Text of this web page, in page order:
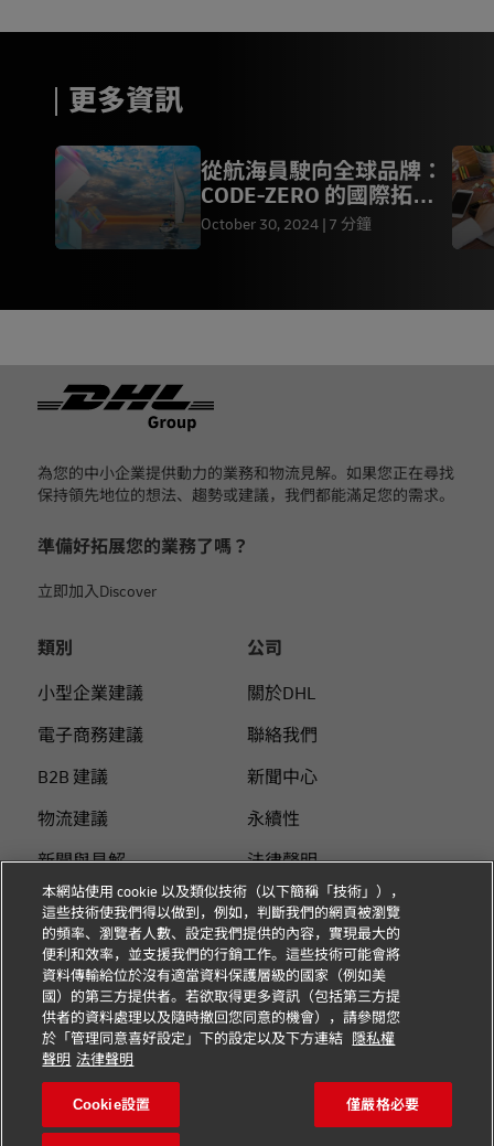
更多資訊
從航海員駛向全球品牌：
CODE-ZERO 的國際拓展
經驗
October 30, 2024 7 分鐘
為您的中小企業提供動力的業務和物流見解。如果您正在尋找
保持領先地位的想法、趨勢或建議，我們都能滿足您的需求。
準備好拓展您的業務了嗎？
立即加入Discover
類別
小型企業建議
電子商務建議
B2B 建議
物流建議
新聞與見解
使用DHL 寄件
個人付費指南
公司
關於DHL
聯絡我們
新聞中心
永續性
法律聲明
使用條款
隱私
Cookie 设置
關注我們
本網站使用 cookie 以及類似技術（以下簡稱「技術」），
這些技術使我們得以做到，例如，判斷我們的網頁被瀏覽
的頻率、瀏覽者人數、設定我們提供的內容，實現最大的
便利和效率，並支援我們的行銷工作。這些技術可能會將
資料傳輸給位於沒有適當資料保護層級的國家（例如美
國）的第三方提供者。若欲取得更多資訊（包括第三方提
供者的資料處理以及隨時撤回您同意的機會），請參閱您
於「管理同意喜好設定」下的設定以及下方連結
隱私權
聲明 法律聲明
Cookie設置 僅嚴格必要